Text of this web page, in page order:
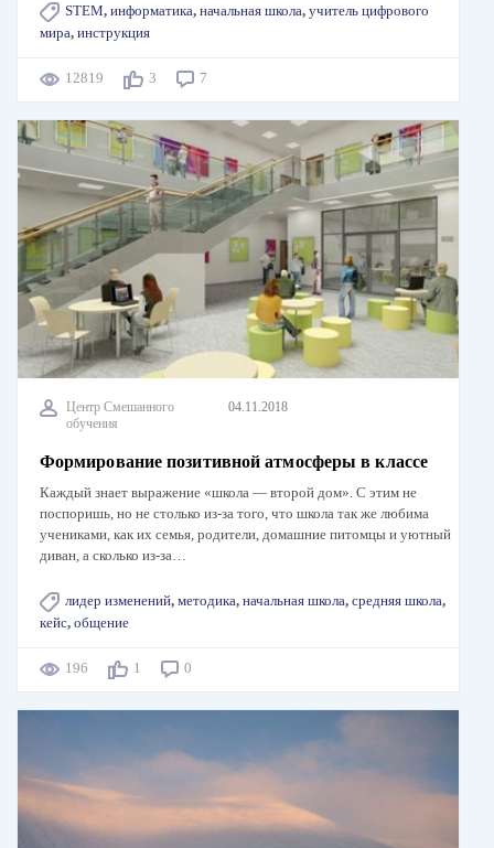
STEM, информатика, начальная школа, учитель цифрового
мира, инструкция
12819 3 7
Центр Смешанного
обучения
04.11.2018
Формирование позитивной атмосферы в классе
Каждый знает выражение «школа — второй дом». С этим не
поспоришь, но не столько из-за того, что школа так же любима
учениками, как их семья, родители, домашние питомцы и уютный
диван, а сколько из-за…
лидер изменений, методика, начальная школа, средняя школа,
кейс, общение
196 1 0